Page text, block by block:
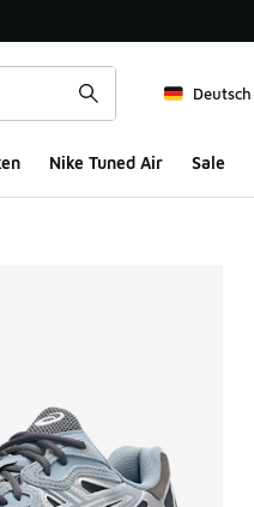
Deutsch
Nike Tuned Air Sale